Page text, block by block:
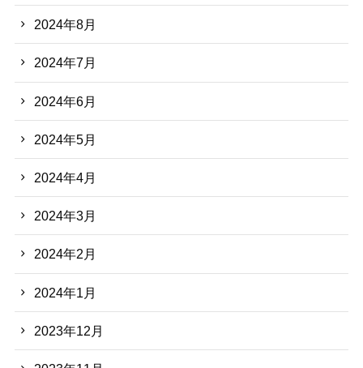
2024年8月
2024年7月
2024年6月
2024年5月
2024年4月
2024年3月
2024年2月
2024年1月
2023年12月